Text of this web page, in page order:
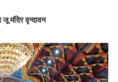
जू मंदिर वृन्दावन